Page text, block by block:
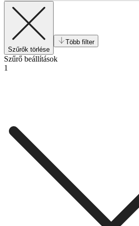
Szűrők törlése
Több filter
Szűrő beállítások
1